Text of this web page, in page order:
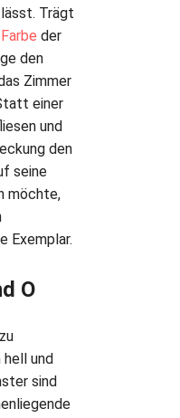
Trägt
Farbe der
den
Zimmer
einer
und
den
seine
möchte,
Exemplar.
O
hell und
sind